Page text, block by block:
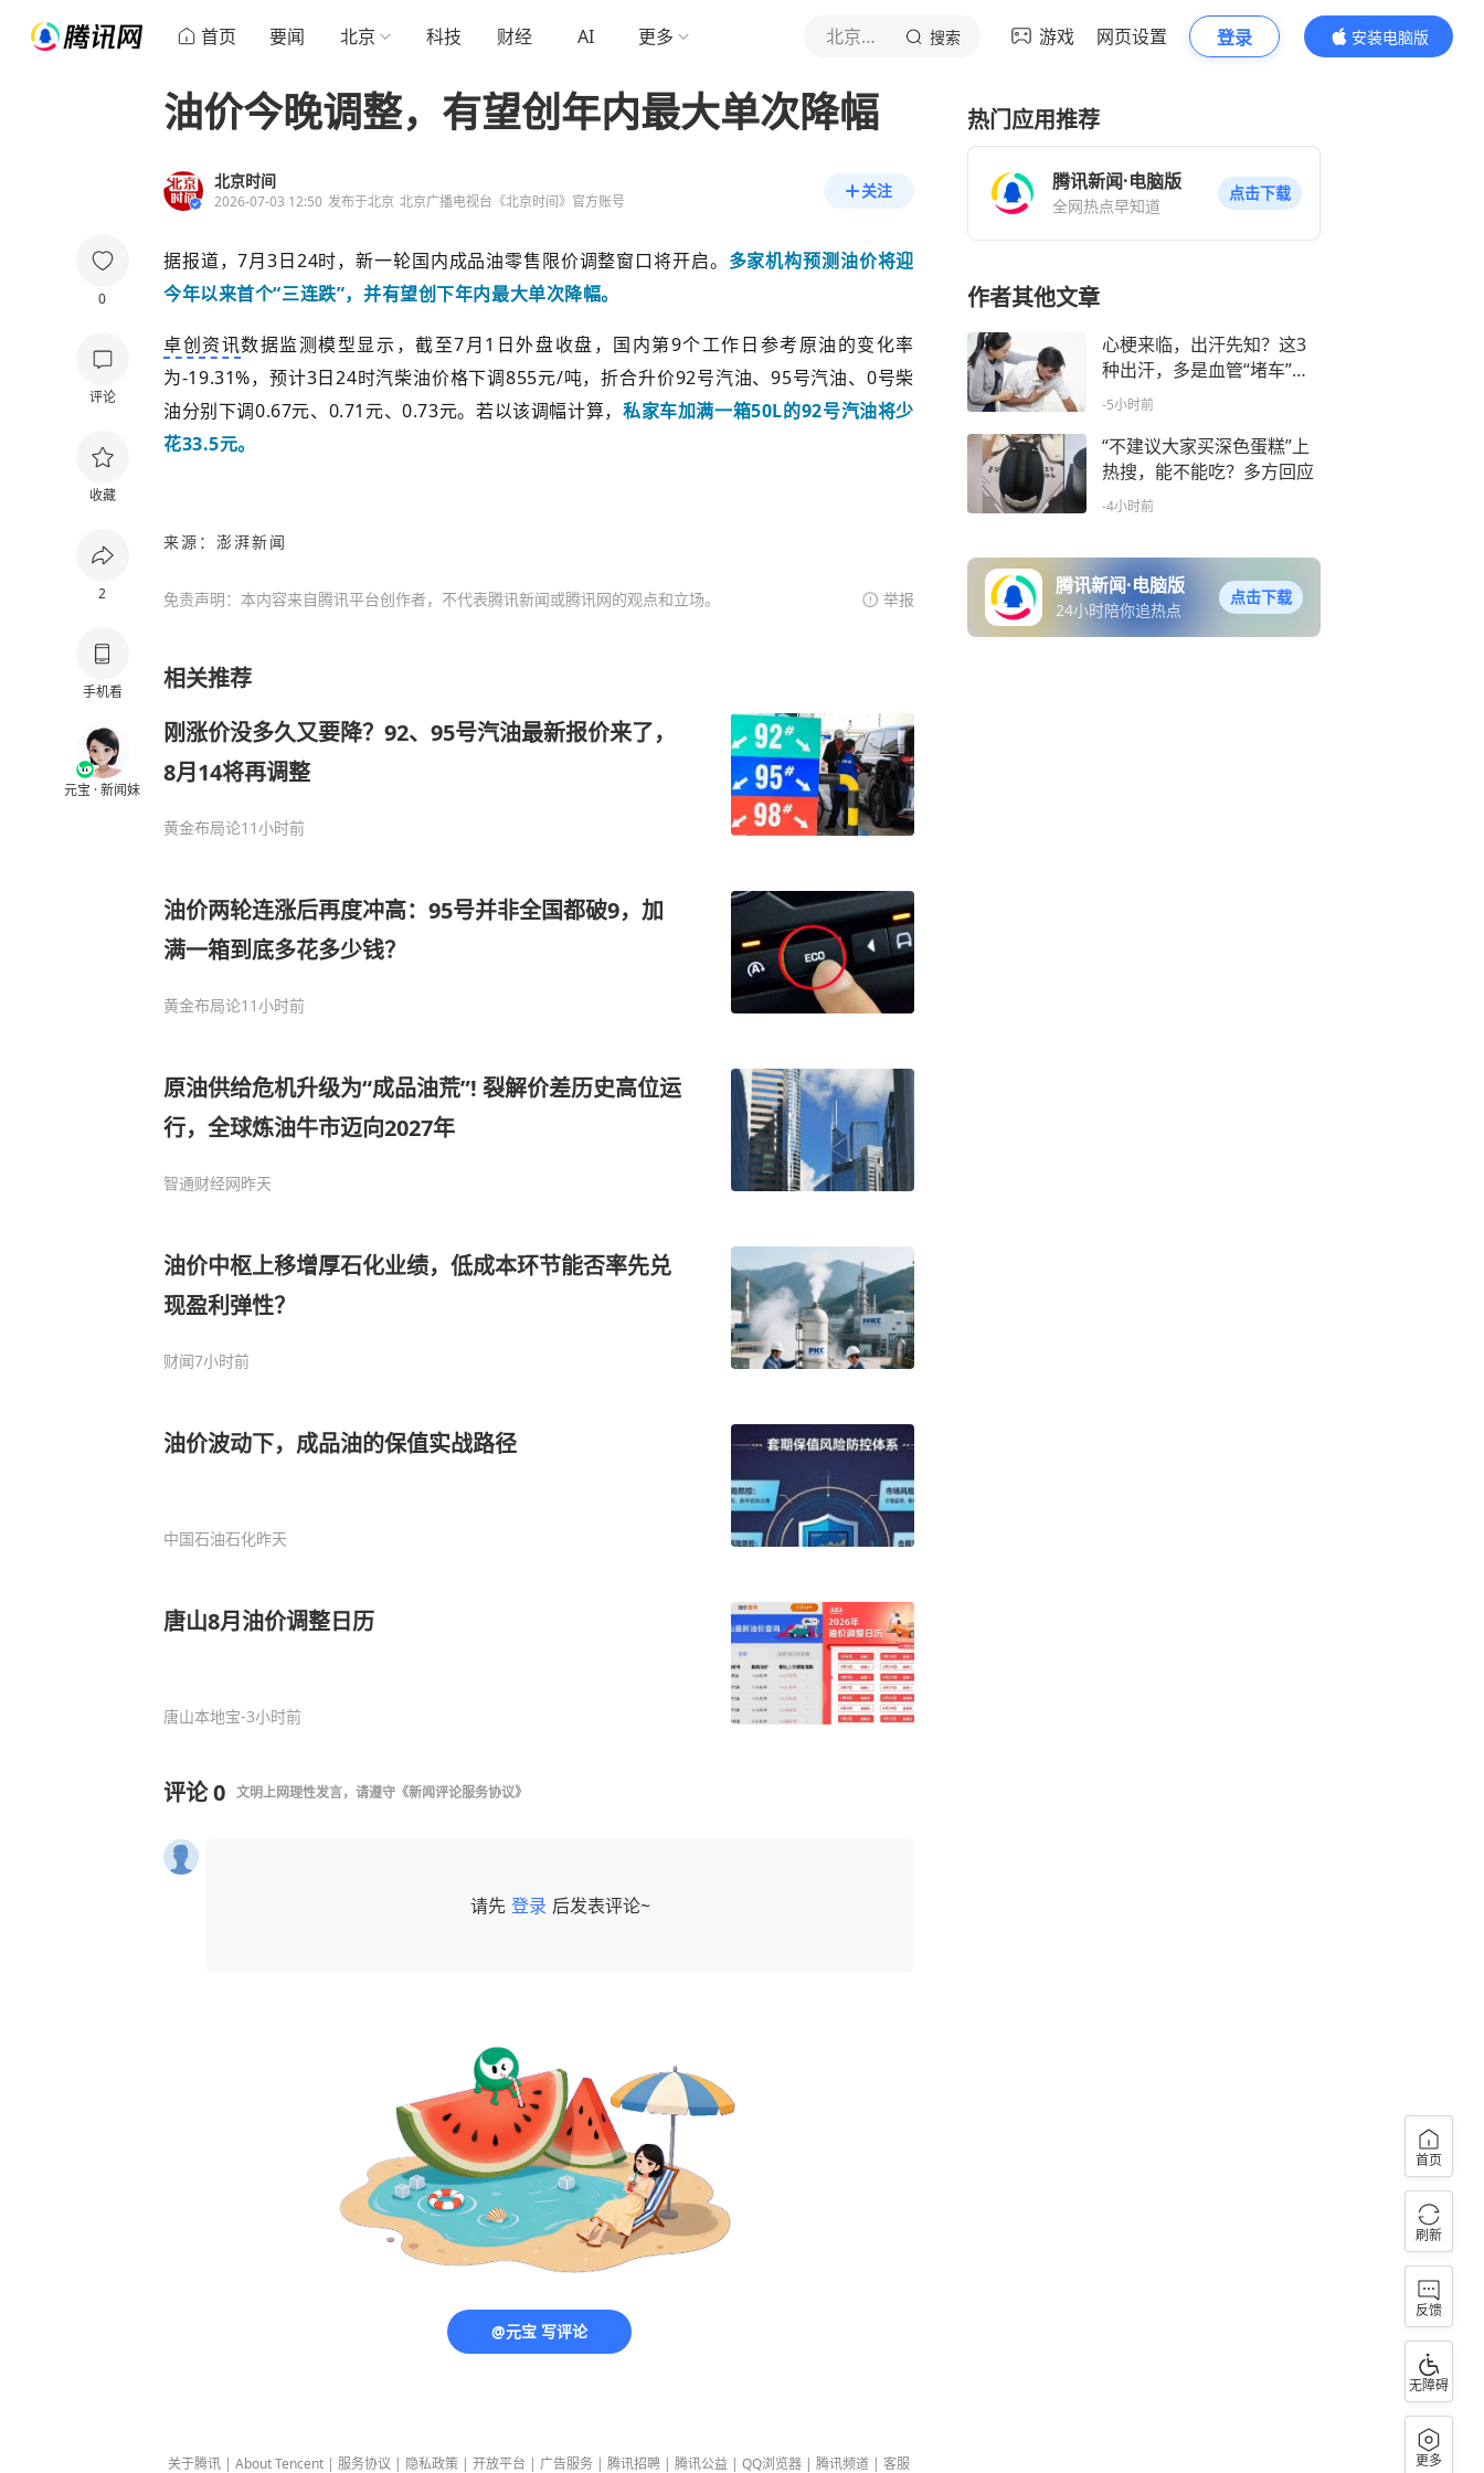
首页 要闻 北京 科技 财经 AI 更多 北京时间 搜索 游戏 网页设置 登录
安装电脑版
内容更精彩
0
评论
收藏
2
手机看
元宝 · 新闻妹
油价今晚调整，有望创年内最大单次降幅
北京时间
2026-07-03 12:50 发布于北京 北京广播电视台《北京时间》官方账号
关注
据报道，7月3日24时，新一轮国内成品油零售限价调整窗口将开启。 多家机构预测油价将迎
今年以来首个“三连跌”，并有望创下年内最大单次降幅。
卓创资讯数据监测模型显示，截至7月1日外盘收盘，国内第9个工作日参考原油的变化率
为-19.31%，预计3日24时汽柴油价格下调855元/吨，折合升价92号汽油、95号汽油、0号柴
油分别下调0.67元、0.71元、0.73元。若以该调幅计算， 私家车加满一箱50L的92号汽油将少
花33.5元。
来源 ：澎湃新闻
免责声明：本内容来自腾讯平台创作者，不代表腾讯新闻或腾讯网的观点和立场。 举报
相关推荐
刚涨价没多久又要降？92、95号汽油最新报价来了，
8月14将再调整
黄金布局论11小时前
油价两轮连涨后再度冲高：95号并非全国都破9，加
满一箱到底多花多少钱？
黄金布局论11小时前
原油供给危机升级为“成品油荒”! 裂解价差历史高位运
行，全球炼油牛市迈向2027年
智通财经网昨天
油价中枢上移增厚石化业绩，低成本环节能否率先兑
现盈利弹性？
财闻7小时前
油价波动下，成品油的保值实战路径
中国石油石化昨天
唐山8月油价调整日历
唐山本地宝-3小时前
评论0 文明上网理性发言，请遵守 《新闻评论服务协议》
请先 登录 后发表评论~
@元宝 写评论
关于腾讯 | About Tencent | 服务协议 | 隐私政策 | 开放平台 | 广告服务 | 腾讯招聘 | 腾讯公益 | QQ浏览器 | 腾讯频道 | 客服
热门应用推荐
腾讯新闻·电脑版
全网热点早知道
点击下载
作者其他文章
心梗来临，出汗先知？这3
种出汗，多是血管“堵车”前
兆，别以为是天太热
-5小时前
“不建议大家买深色蛋糕”上
热搜，能不能吃？多方回应
-4小时前
腾讯新闻·电脑版
24小时陪你追热点
点击下载
首页
刷新
反馈
无障碍
更多